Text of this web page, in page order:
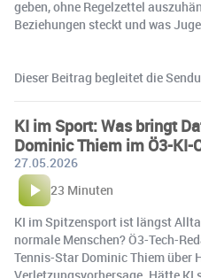
geben, ohne Regelzettel
Beziehungen steckt und was
Dieser Beitrag begleitet die
KI im Sport: Was bringt
Dominic Thiem im Ö3-KI-
27.05.2026
23 Minuten
KI im Spitzensport ist längst
normale Menschen? Ö3-Tech-
Tennis-Star Dominic Thiem über